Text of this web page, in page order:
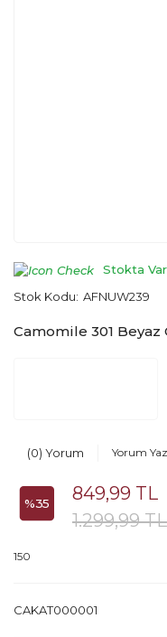
Stokta Var
Stok Kodu: AFNUW239
Camomile 301 Beyaz
(0) Yorum Yorum Yaz
%35
849,99 TL
1.299,99 TL
150
CAKAT000001